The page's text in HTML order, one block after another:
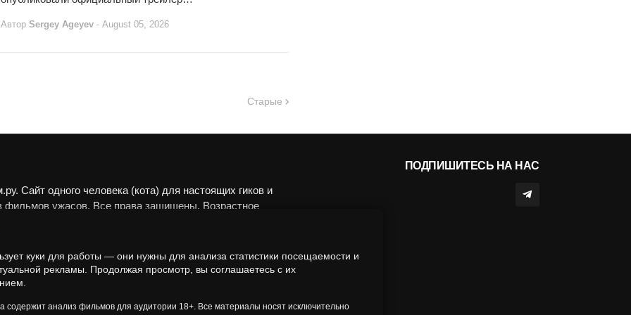
Автор Sergey Ageyev - August 05, 2026
Старые
Сайт одного человека (кота) для настоящих гиков и
фильмов ужасов. Все права защищены. Возрастное
представлены исключительно в развлекательных
целях. Мы не пропагандируем запрещённые
анализируем художественные произведения в рамках
ПОДПИШИТЕСЬ НА НАС
куки для работы — они нужны для анализа статистики посещаемости и
рекламы. Продолжая просмотр, вы соглашаетесь с их
содержит анализ фильмов для аудитории 18+. Все материалы носят исключительно